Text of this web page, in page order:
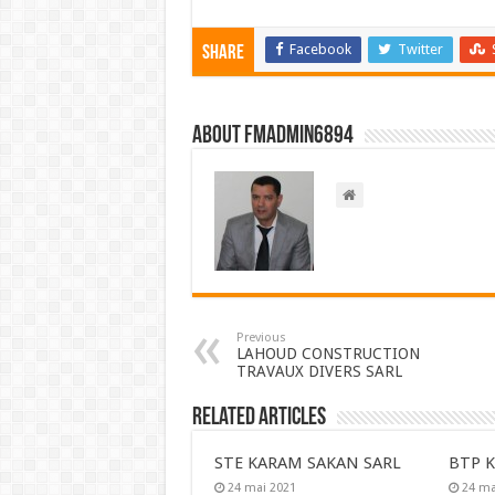
Share Facebook Twitter
About FMadmin6894
Previous
LAHOUD CONSTRUCTION
TRAVAUX DIVERS SARL
Related Articles
STE KARAM SAKAN SARL
24 mai 2021
BTP
24